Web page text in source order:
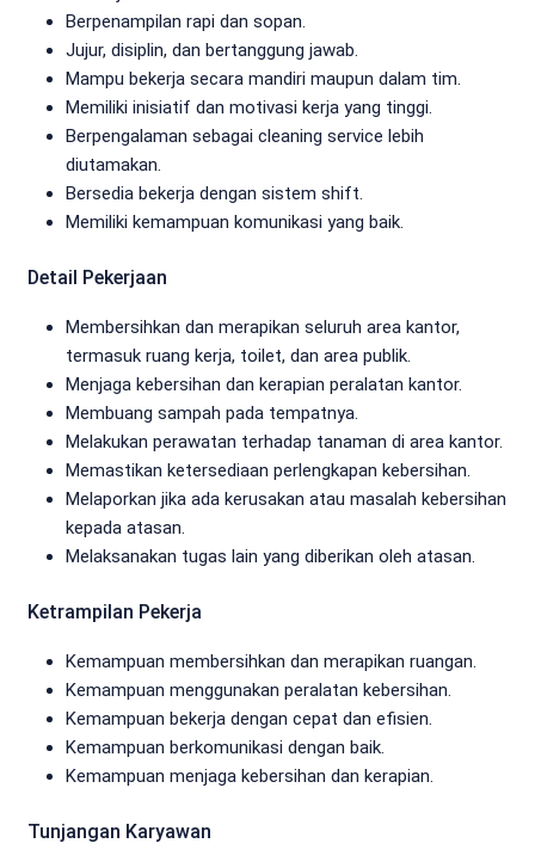
Berpenampilan rapi dan sopan.
Jujur, disiplin, dan bertanggung jawab.
Mampu bekerja secara mandiri maupun dalam tim.
Memiliki inisiatif dan motivasi kerja yang tinggi.
Berpengalaman sebagai cleaning service lebih
diutamakan.
Bersedia bekerja dengan sistem shift.
Memiliki kemampuan komunikasi yang baik.
Detail Pekerjaan
Membersihkan dan merapikan seluruh area kantor,
termasuk ruang kerja, toilet, dan area publik.
Menjaga kebersihan dan kerapian peralatan kantor.
Membuang sampah pada tempatnya.
Melakukan perawatan terhadap tanaman di area kantor.
Memastikan ketersediaan perlengkapan kebersihan.
Melaporkan jika ada kerusakan atau masalah kebersihan
kepada atasan.
Melaksanakan tugas lain yang diberikan oleh atasan.
Ketrampilan Pekerja
Kemampuan membersihkan dan merapikan ruangan.
Kemampuan menggunakan peralatan kebersihan.
Kemampuan bekerja dengan cepat dan efisien.
Kemampuan berkomunikasi dengan baik.
Kemampuan menjaga kebersihan dan kerapian.
Tunjangan Karyawan